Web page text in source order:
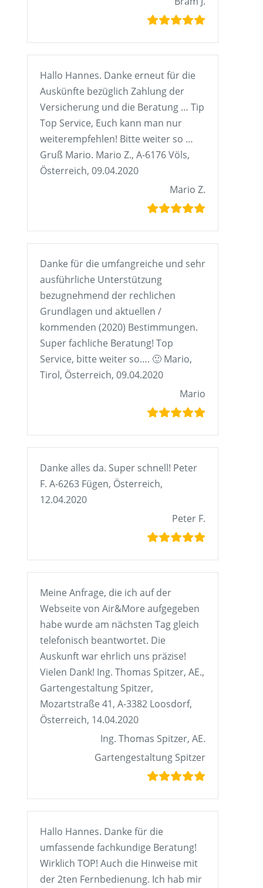
Hallo Hannes. Danke erneut für die
Auskünfte bezüglich Zahlung der
Versicherung und die Beratung … Tip
Top Service, Euch kann man nur
weiterempfehlen! Bitte weiter so …
Gruß Mario. Mario Z., A-6176 Völs,
Österreich, 09.04.2020
Mario Z.
Danke für die umfangreiche und sehr
ausführliche Unterstützung
bezugnehmend der rechlichen
Grundlagen und aktuellen /
kommenden (2020) Bestimmungen.
Super fachliche Beratung! Top
Service, bitte weiter so…. 🙂 Mario,
Tirol, Österreich, 09.04.2020
Mario
Danke alles da. Super schnell! Peter
F. A-6263 Fügen, Österreich,
12.04.2020
Peter F.
Meine Anfrage, die ich auf der
Webseite von Air&More aufgegeben
habe wurde am nächsten Tag gleich
telefonisch beantwortet. Die
Auskunft war ehrlich uns präzise!
Vielen Dank! Ing. Thomas Spitzer, AE.,
Gartengestaltung Spitzer,
Mozartstraße 41, A-3382 Loosdorf,
Österreich, 14.04.2020
Ing. Thomas Spitzer, AE.
Gartengestaltung Spitzer
Hallo Hannes. Danke für die
umfassende fachkundige Beratung!
Wirklich TOP! Auch die Hinweise mit
der 2ten Fernbedienung. Ich hab mir